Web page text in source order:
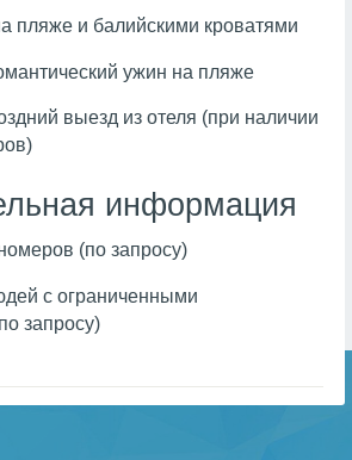
пляже и балийскими кроватями
ужин на пляже
выезд из отеля (при наличии
информация
(по запросу)
с ограниченными
запросу)